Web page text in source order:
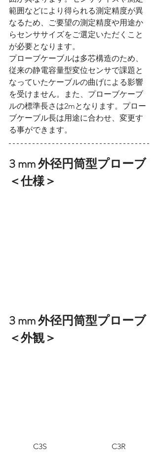
範囲などにより得られる測定精度が異
なるため、ご要望の測定精度や用途か
らセンササイズをご選定いただくこと
が必要となります。
プローブケーブルは多芯構造のため、
従来の静電容量型変位センサで課題と
なっていたケーブルの曲げによる影響
を受けません。また、プローブケーブ
ルの標準長さは2mとなります。プロー
ブケーブル長は用途に合わせ、変更す
る事ができます。
3 mm 外径円筒型プローブ
＜仕様＞
3 mm 外径円筒型プローブ
＜外観＞
C3S C3R